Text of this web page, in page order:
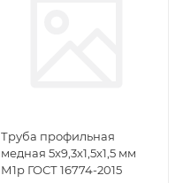
Труба профильная
медная 5x9,3x1,5x1,5 мм
М1р ГОСТ 16774-2015